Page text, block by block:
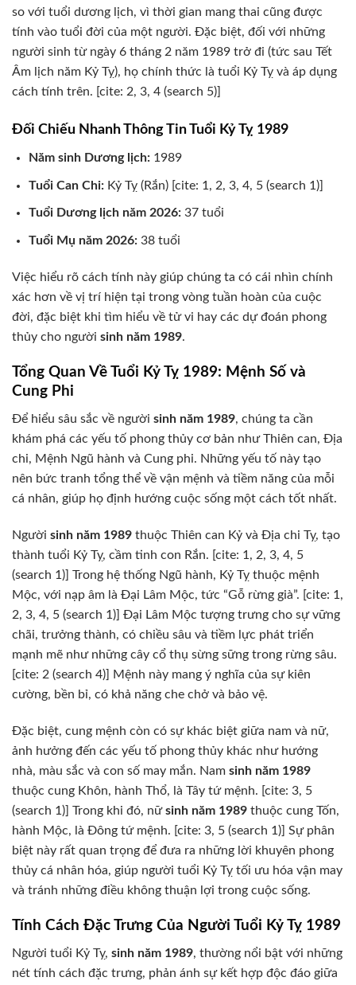
so với tuổi dương lịch, vì thời gian mang thai cũng được
tính vào tuổi đời của một người. Đặc biệt, đối với những
người sinh từ ngày 6 tháng 2 năm 1989 trở đi (tức sau Tết
Âm lịch năm Kỷ Tỵ), họ chính thức là tuổi Kỷ Tỵ và áp dụng
cách tính trên. [cite: 2, 3, 4 (search 5)]
Đối Chiếu Nhanh Thông Tin Tuổi Kỷ Tỵ 1989
Năm sinh Dương lịch:1989
Tuổi Can Chi:Kỷ Tỵ (Rắn) [cite: 1, 2, 3, 4, 5 (search 1)]
Tuổi Dương lịch năm 2026:37 tuổi
Tuổi Mụ năm 2026:38 tuổi
Việc hiểu rõ cách tính này giúp chúng ta có cái nhìn chính
xác hơn về vị trí hiện tại trong vòng tuần hoàn của cuộc
đời, đặc biệt khi tìm hiểu về tử vi hay các dự đoán phong
thủy cho người sinh năm 1989.
Tổng Quan Về Tuổi Kỷ Tỵ 1989: Mệnh Số và
Cung Phi
Để hiểu sâu sắc về người sinh năm 1989, chúng ta cần
khám phá các yếu tố phong thủy cơ bản như Thiên can, Địa
chi, Mệnh Ngũ hành và Cung phi. Những yếu tố này tạo
nên bức tranh tổng thể về vận mệnh và tiềm năng của mỗi
cá nhân, giúp họ định hướng cuộc sống một cách tốt nhất.
Người sinh năm 1989 thuộc Thiên can Kỷ và Địa chi Tỵ, tạo
thành tuổi Kỷ Tỵ, cầm tinh con Rắn. [cite: 1, 2, 3, 4, 5
(search 1)] Trong hệ thống Ngũ hành, Kỷ Tỵ thuộc mệnh
Mộc, với nạp âm là Đại Lâm Mộc, tức “Gỗ rừng già”. [cite: 1,
2, 3, 4, 5 (search 1)] Đại Lâm Mộc tượng trưng cho sự vững
chãi, trưởng thành, có chiều sâu và tiềm lực phát triển
mạnh mẽ như những cây cổ thụ sừng sững trong rừng sâu.
[cite: 2 (search 4)] Mệnh này mang ý nghĩa của sự kiên
cường, bền bỉ, có khả năng che chở và bảo vệ.
Đặc biệt, cung mệnh còn có sự khác biệt giữa nam và nữ,
ảnh hưởng đến các yếu tố phong thủy khác như hướng
nhà, màu sắc và con số may mắn. Nam sinh năm 1989
thuộc cung Khôn, hành Thổ, là Tây tứ mệnh. [cite: 3, 5
(search 1)] Trong khi đó, nữsinh năm 1989 thuộc cung Tốn,
hành Mộc, là Đông tứ mệnh. [cite: 3, 5 (search 1)] Sự phân
biệt này rất quan trọng để đưa ra những lời khuyên phong
thủy cá nhân hóa, giúp người tuổi Kỷ Tỵ tối ưu hóa vận may
và tránh những điều không thuận lợi trong cuộc sống.
Tính Cách Đặc Trưng Của Người Tuổi Kỷ Tỵ 1989
Người tuổi Kỷ Tỵ, sinh năm 1989, thường nổi bật với những
nét tính cách đặc trưng, phản ánh sự kết hợp độc đáo giữa